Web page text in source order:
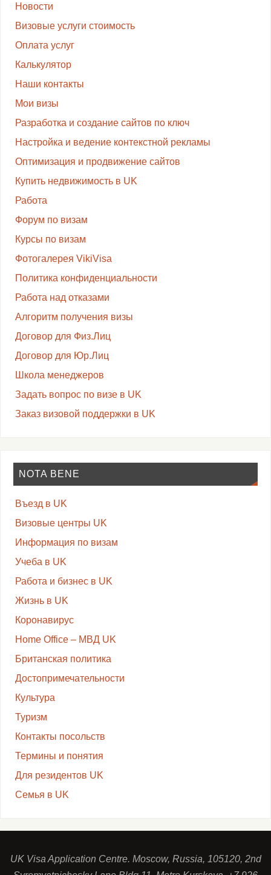
Новости
Визовые услуги стоимость
Оплата услуг
Калькулятор
Наши контакты
Мои визы
Разработка и создание сайтов по ключ
Настройка и ведение контекстной рекламы
Оптимизация и продвижение сайтов
Купить недвижимость в UK
Работа
Форум по визам
Курсы по визам
Фотогалерея VikiVisa
Политика конфиденциальности
Работа над отказами
Алгоритм получения визы
Договор для Физ.Лиц
Договор для Юр.Лиц
Школа менеджеров
Задать вопрос по визе в UK
Заказ визовой поддержки в UK
NOTA BENE
Въезд в UK
Визовые центры UK
Информация по визам
Учеба в UK
Работа и бизнес в UK
Жизнь в UK
Коронавирус
Home Office – МВД UK
Британская политика
Достопримечательности
Культура
Туризм
Контакты посольств
Термины и понятия
Для резидентов UK
Семья в UK
UK Visa Application Centre. Moscow, Russia, 105120, 2nd